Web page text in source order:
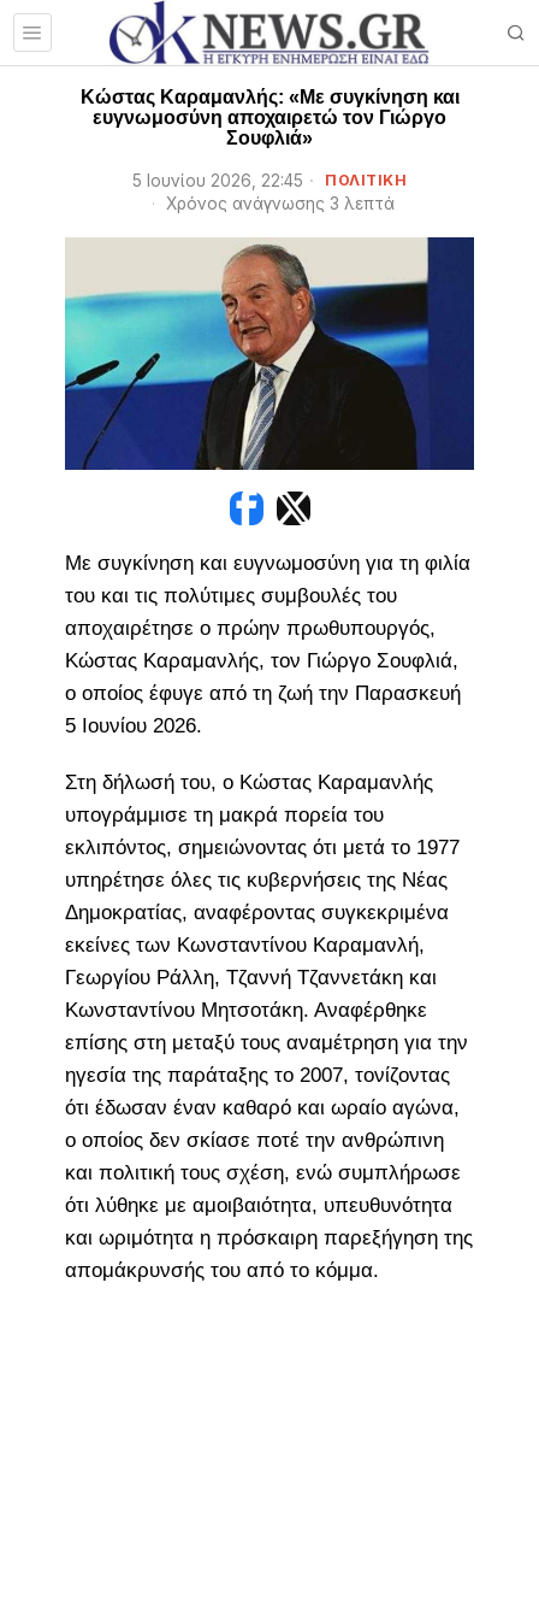
Κώστας Καραμανλής: «Με συγκίνηση και
ευγνωμοσύνη αποχαιρετώ τον Γιώργο
Σουφλιά»
5 Ιουνίου 2026, 22:45 ΠΟΛΙΤΙΚΗ
Χρόνος ανάγνωσης 3 λεπτά
Με συγκίνηση και ευγνωμοσύνη για τη φιλία
του και τις πολύτιμες συμβουλές του
αποχαιρέτησε ο πρώην πρωθυπουργός,
Κώστας Καραμανλής, τον Γιώργο Σουφλιά,
ο οποίος έφυγε από τη ζωή την Παρασκευή
5 Ιουνίου 2026.
Στη δήλωσή του, ο Κώστας Καραμανλής
υπογράμμισε τη μακρά πορεία του
εκλιπόντος, σημειώνοντας ότι μετά το 1977
υπηρέτησε όλες τις κυβερνήσεις της Νέας
Δημοκρατίας, αναφέροντας συγκεκριμένα
εκείνες των Κωνσταντίνου Καραμανλή,
Γεωργίου Ράλλη, Τζαννή Τζαννετάκη και
Κωνσταντίνου Μητσοτάκη. Αναφέρθηκε
επίσης στη μεταξύ τους αναμέτρηση για την
ηγεσία της παράταξης το 2007, τονίζοντας
ότι έδωσαν έναν καθαρό και ωραίο αγώνα,
ο οποίος δεν σκίασε ποτέ την ανθρώπινη
και πολιτική τους σχέση, ενώ συμπλήρωσε
ότι λύθηκε με αμοιβαιότητα, υπευθυνότητα
και ωριμότητα η πρόσκαιρη παρεξήγηση της
απομάκρυνσής του από το κόμμα.